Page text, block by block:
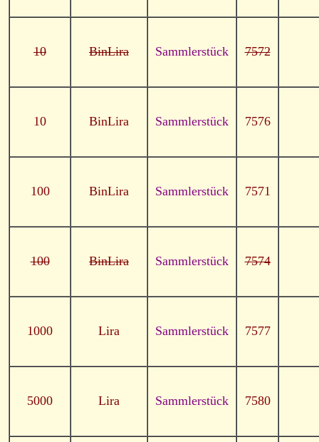
10 BinLira Sammlerstück 7572
10 BinLira Sammlerstück 7576
100 BinLira Sammlerstück 7571
100 BinLira Sammlerstück 7574
1000 Lira Sammlerstück 7577
5000 Lira Sammlerstück 7580